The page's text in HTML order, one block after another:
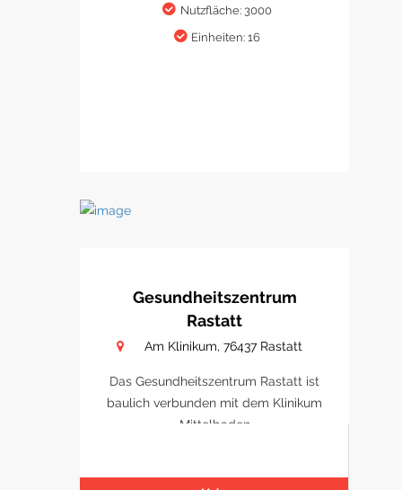
Nutzfläche: 3000
Einheiten: 16
Gesundheitszentrum
Rastatt
Am Klinikum, 76437 Rastatt
Das Gesundheitszentrum Rastatt ist
baulich verbunden mit dem Klinikum
Mittelbaden